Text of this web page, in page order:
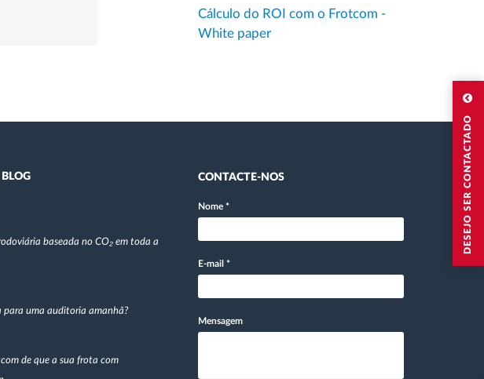
DESEJO SER CONTACTADO
Cálculo do ROI com o Frotcom -
White paper
baseada no CO₂ em toda a
uma auditoria amanhã?
de que a sua frota com
CONTACTE-NOS
Nome *
E-mail *
Mensagem